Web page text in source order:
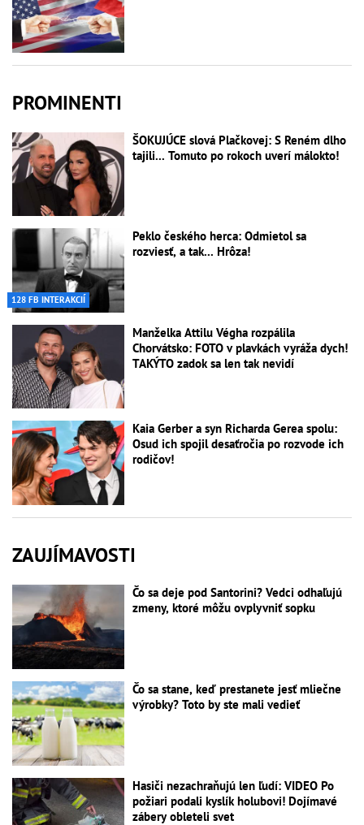
PROMINENTI
ŠOKUJÚCE slová Plačkovej: S Reném dlho
tajili... Tomuto po rokoch uverí málokto!
128 FB INTERAKCIÍ
Peklo českého herca: Odmietol sa
rozviesť, a tak... Hrôza!
Manželka Attilu Végha rozpálila
Chorvátsko: FOTO v plavkách vyráža dych!
TAKÝTO zadok sa len tak nevidí
Kaia Gerber a syn Richarda Gerea spolu:
Osud ich spojil desaťročia po rozvode ich
rodičov!
ZAUJÍMAVOSTI
Čo sa deje pod Santorini? Vedci odhaľujú
zmeny, ktoré môžu ovplyvniť sopku
Čo sa stane, keď prestanete jesť mliečne
výrobky? Toto by ste mali vedieť
Hasiči nezachraňujú len ľudí: VIDEO Po
požiari podali kyslík holubovi! Dojímavé
zábery obleteli svet